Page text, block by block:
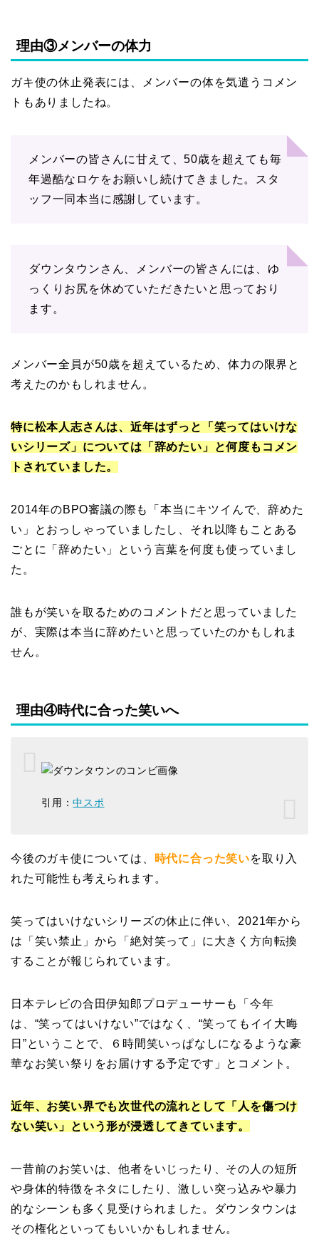
理由③メンバーの体力
ガキ使の休止発表には、メンバーの体を気遣うコメン
トもありましたね。
メンバーの皆さんに甘えて、50歳を超えても毎
年過酷なロケをお願いし続けてきました。スタ
ッフ一同本当に感謝しています。
ダウンタウンさん、メンバーの皆さんには、ゆ
っくりお尻を休めていただきたいと思っており
ます。
メンバー全員が50歳を超えているため、体力の限界と
考えたのかもしれません。
特に松本人志さんは、近年はずっと「笑ってはいけな
いシリーズ」については「辞めたい」と何度もコメン
トされていました。
2014年のBPO審議の際も「本当にキツイんで、辞めた
い」とおっしゃっていましたし、それ以降もことある
ごとに「辞めたい」という言葉を何度も使っていまし
た。
誰もが笑いを取るためのコメントだと思っていました
が、実際は本当に辞めたいと思っていたのかもしれま
せん。
理由④時代に合った笑いへ
引用：中スポ
今後のガキ使については、 時代に合った笑いを取り入
れた可能性も考えられます。
笑ってはいけないシリーズの休止に伴い、2021年から
は「笑い禁止」から「絶対笑って」に大きく方向転換
することが報じられています。
日本テレビの合田伊知郎プロデューサーも「今年
は、“笑ってはいけない”ではなく、“笑ってもイイ大晦
日”ということで、６時間笑いっぱなしになるような豪
華なお笑い祭りをお届けする予定です」とコメント。
近年、お笑い界でも次世代の流れとして「人を傷つけ
ない笑い」という形が浸透してきています。
一昔前のお笑いは、他者をいじったり、その人の短所
や身体的特徴をネタにしたり、激しい突っ込みや暴力
的なシーンも多く見受けられました。ダウンタウンは
その権化といってもいいかもしれません。